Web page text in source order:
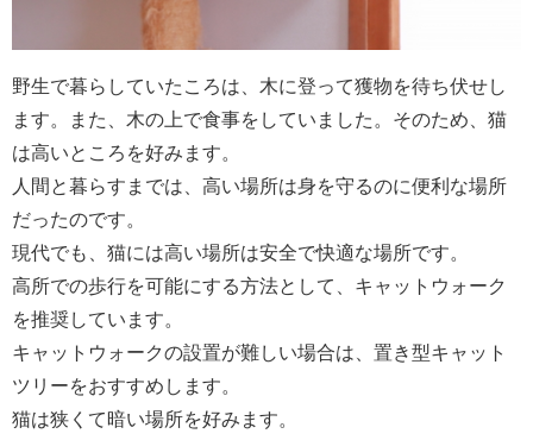
野生で暮らしていたころは、木に登って獲物を待ち伏せし
ます。また、木の上で食事をしていました。そのため、猫
は高いところを好みます。
人間と暮らすまでは、高い場所は身を守るのに便利な場所
だったのです。
現代でも、猫には高い場所は安全で快適な場所です。
高所での歩行を可能にする方法として、キャットウォーク
を推奨しています。
キャットウォークの設置が難しい場合は、置き型キャット
ツリーをおすすめします。
猫は狭くて暗い場所を好みます。